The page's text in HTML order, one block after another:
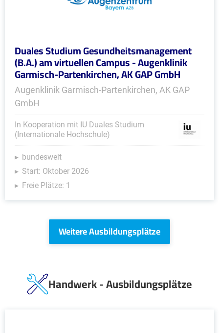
Duales Studium Gesundheitsmanagement
(B.A.) am virtuellen Campus - Augenklinik
Garmisch-Partenkirchen, AK GAP GmbH
Augenklinik Garmisch-Partenkirchen, AK GAP
GmbH
In Kooperation mit IU Duales Studium
(Internationale Hochschule)
bundesweit
Start: Oktober 2026
Freie Plätze: 1
Weitere Ausbildungsplätze
Handwerk - Ausbildungsplätze